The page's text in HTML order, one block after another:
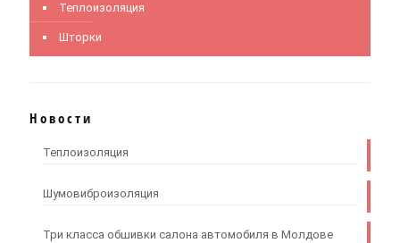
Теплоизоляция
Шторки
Новости
Теплоизоляция
Шумовиброизоляция
Три класса обшивки салона автомобиля в Молдове